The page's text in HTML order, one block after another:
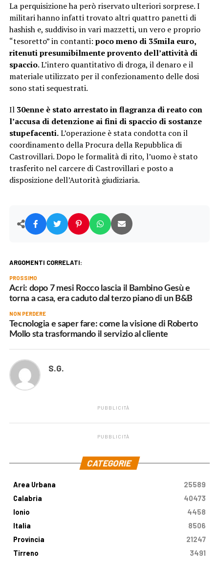
La perquisizione ha però riservato ulteriori sorprese. I
militari hanno infatti trovato altri quattro panetti di
hashish e, suddiviso in vari mazzetti, un vero e proprio
“tesoretto” in contanti: poco meno di 35mila euro,
ritenuti presumibilmente provento dell’attività di
spaccio. L’intero quantitativo di droga, il denaro e il
materiale utilizzato per il confezionamento delle dosi
sono stati sequestrati.
Il30enne è stato arrestato in flagranza di reato con
l’accusa di detenzione ai fini di spaccio di sostanze
stupefacenti.L’operazione è stata condotta con il
coordinamento della Procura della Repubblica di
Castrovillari. Dopo le formalità di rito, l’uomo è stato
trasferito nel carcere di Castrovillari e posto a
disposizione dell’Autorità giudiziaria.
ARGOMENTI CORRELATI:
PROSSIMO
Acri: dopo 7 mesi Rocco lascia il Bambino Gesù e
torna a casa, era caduto dal terzo piano di un B&B
NON PERDERE
Tecnologia e saper fare: come la visione di Roberto
Mollo sta trasformando il servizio al cliente
S.G.
PUBBLICITÀ
PUBBLICITÀ
CATEGORIE
Area Urbana
25589
Calabria
40473
Ionio
4458
Italia
8506
Provincia
21247
Tirreno
3491